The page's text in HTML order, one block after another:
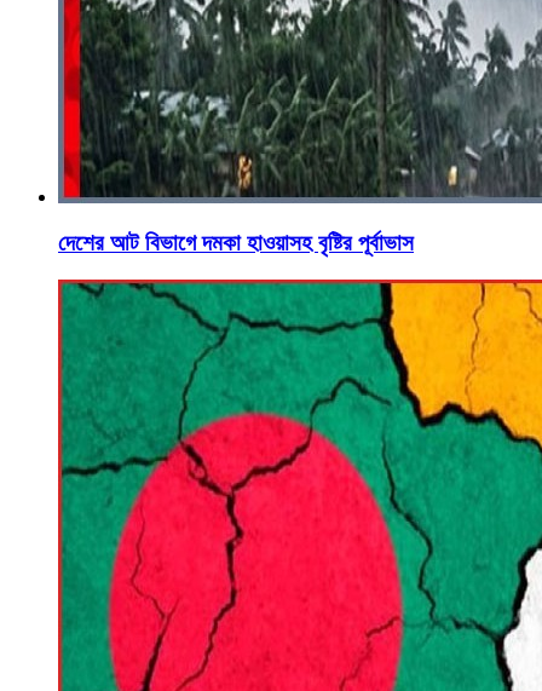
দেশের আট বিভাগে দমকা হাওয়াসহ বৃষ্টির পূর্বাভাস